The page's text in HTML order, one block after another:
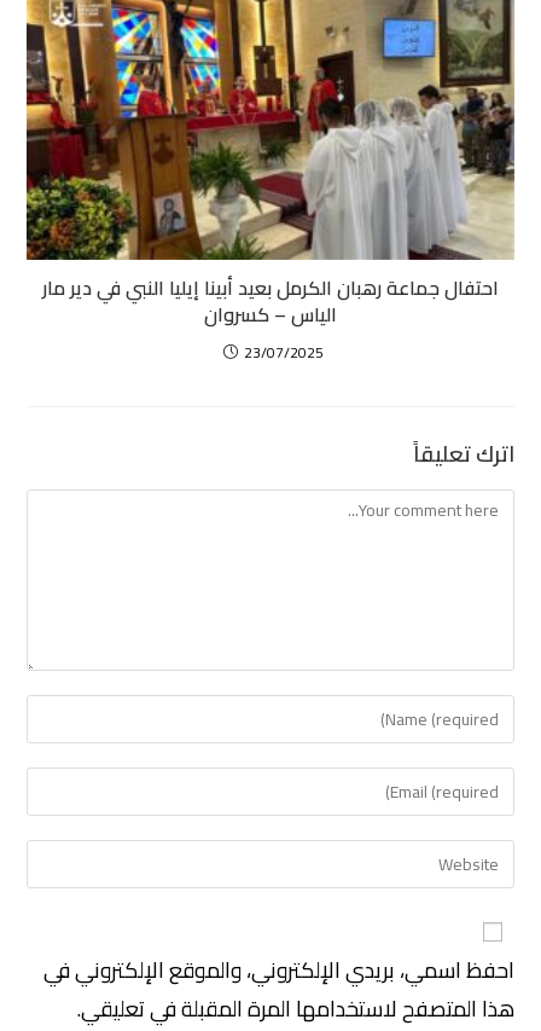
احتفال جماعة رهبان الكرمل بعيد أبينا إيليا النبي في دير مار
الياس – كسروان
23/07/2025
اترك تعليقاً
احفظ اسمي، بريدي الإلكتروني، والموقع الإلكتروني في
هذا المتصفح لاستخدامها المرة المقبلة في تعليقي.